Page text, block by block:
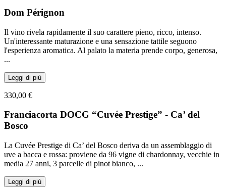
Dom Pérignon
Il vino rivela rapidamente il suo carattere pieno, ricco, intenso.
Un'interessante maturazione e una sensazione tattile seguono
l'esperienza aromatica. Al palato la materia prende corpo, generosa,
...
Leggi di più
330,00 €
Franciacorta DOCG “Cuvée Prestige” - Ca’ del
Bosco
La Cuvée Prestige di Ca’ del Bosco deriva da un assemblaggio di
uve a bacca e rossa: proviene da 96 vigne di chardonnay, vecchie in
media 27 anni, 3 parcelle di pinot bianco, ...
Leggi di più